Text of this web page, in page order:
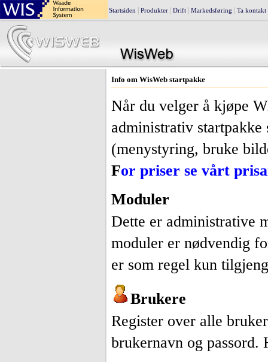
Startsiden Produkter Drift Markedsføring Ta kontakt
Info om WisWeb startpakke
Når du velger å kjøpe
administrativ
(menystyring, bruke
For priser se vårt
Moduler
Dette er administrative
moduler er nødvendig
er som regel kun
Brukere
Register over alle
brukernavn og passord.